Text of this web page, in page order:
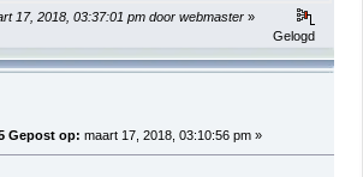
17, 2018, 03:37:01 pm door webmaster »
Gelogd
Gepost op: maart 17, 2018, 03:10:56 pm »